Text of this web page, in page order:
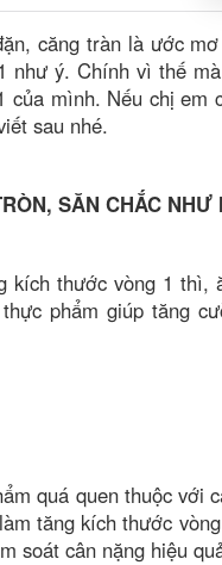
căng tràn là ước
như ý. Chính vì thế
của mình. Nếu chị em
sau nhé.
SĂN CHẮC NHƯ
kích thước vòng 1
phẩm giúp tăng
quá quen thuộc với
tăng kích thước
soát cân nặng hiệu